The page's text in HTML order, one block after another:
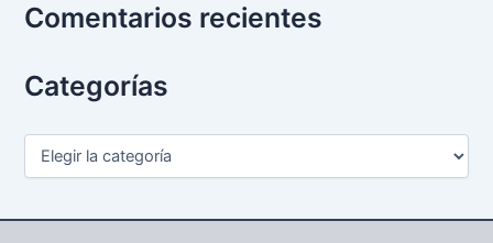
Comentarios recientes
Categorías
C